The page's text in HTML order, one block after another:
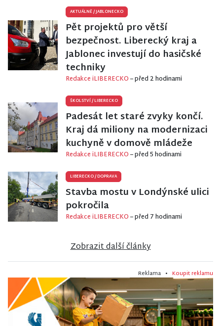
AKTUÁLNĚ/JABLONECKO
Pět projektů pro větší
bezpečnost. Liberecký kraj a
Jablonec investují do hasičské
techniky
Redakce iLIBERECKO– před 2 hodinami
ŠKOLSTVÍ /LIBERECKO
Padesát let staré zvyky končí.
Kraj dá miliony na modernizaci
kuchyně v domově mládeže
Redakce iLIBERECKO– před 5 hodinami
LIBERECKO/DOPRAVA
Stavba mostu v Londýnské ulici
pokročila
Redakce iLIBERECKO– před 7 hodinami
Zobrazit další články
Reklama • Koupit reklamu